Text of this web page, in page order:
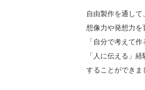
自由製作を通して、
想像力や発想力を
「自分で考えて作
「人に伝える」経
することができま